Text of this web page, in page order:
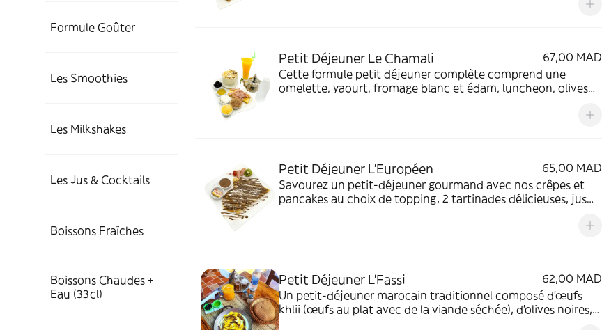
Formule Goûter
Les Smoothies
Les Milkshakes
Les Jus & Cocktails
Boissons Fraîches
Boissons Chaudes +
Eau (33cl)
Petit Déjeuner Le Chamali
67,00 MAD
Cette formule petit déjeuner complète comprend une
omelette, yaourt, fromage blanc et édam, luncheon, olives
Petit Déjeuner L'Européen
65,00 MAD
Savourez un petit-déjeuner gourmand avec nos crêpes et
pancakes au choix de topping, 2 tartinades délicieuses, jus
Petit Déjeuner L'Fassi
62,00 MAD
Un petit-déjeuner marocain traditionnel composé d'œufs
khlii (œufs au plat avec de la viande séchée), d'olives noires,